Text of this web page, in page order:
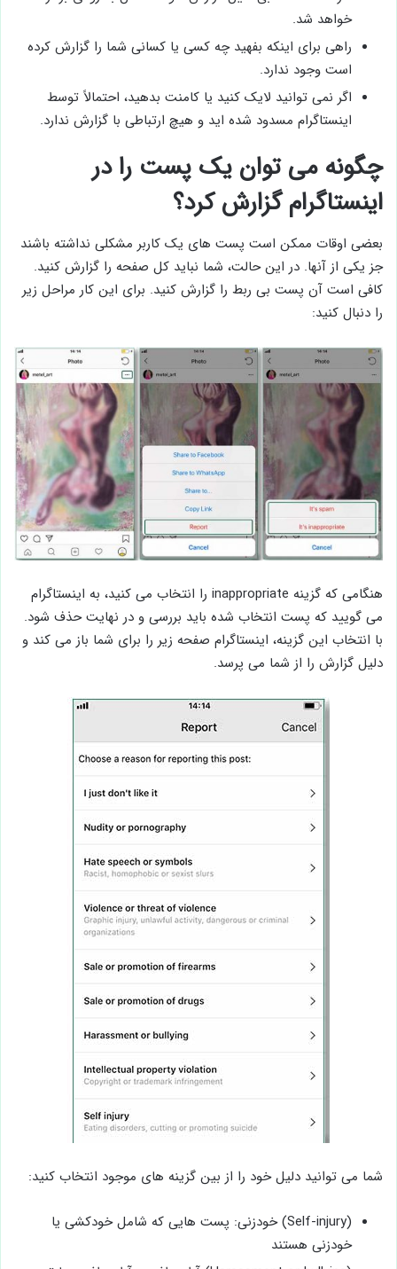
خواهد شد.
راهی برای اینکه بفهید چه کسی یا کسانی شما را گزارش کرده
است وجود ندارد.
اگر نمی توانید لایک کنید یا کامنت بدهید، احتمالاً توسط
اینستاگرام مسدود شده اید و هیچ ارتباطی با گزارش ندارد.
چگونه می توان یک پست را در
اینستاگرام گزارش کرد؟
بعضی اوقات ممکن است پست های یک کاربر مشکلی نداشته باشند
جز یکی از آنها. در این حالت، شما نباید کل صفحه را گزارش کنید.
کافی است آن پست بی ربط را گزارش کنید. برای این کار مراحل زیر
را دنبال کنید:
هنگامی که گزینه inappropriate را انتخاب می کنید، به اینستاگرام
می گویید که پست انتخاب شده باید بررسی و در نهایت حذف شود.
با انتخاب این گزینه، اینستاگرام صفحه زیر را برای شما باز می کند و
دلیل گزارش را از شما می پرسد.
شما می توانید دلیل خود را از بین گزینه های موجود انتخاب کنید:
(Self-injury) خودزنی: پست هایی که شامل خودکشی یا
خودزنی هستند